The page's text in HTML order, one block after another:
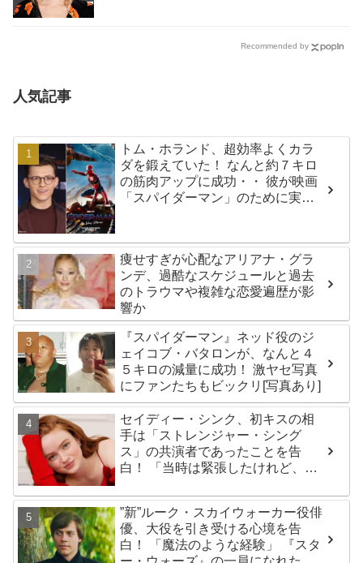
Recommended by
人気記事
トム・ホランド、超効率よくカラ
ダを鍛えていた！ なんと約７キロ
の筋肉アップに成功・・ 彼が映画
「スパイダーマン」のために実践
痩せすぎが心配なアリアナ・グラ
ンデ、過酷なスケジュールと過去
のトラウマや複雑な恋愛遍歴が影
響か
『スパイダーマン』ネッド役のジ
ェイコブ・バタロンが、なんと４
５キロの減量に成功！ 激ヤセ写真
にファンたちもビックリ[写真あり]
セイディー・シンク、初キスの相
手は「ストレンジャー・シング
ス」の共演者であったことを告
白！ 「当時は緊張したけれど、い
”新”ルーク・スカイウォーカー役俳
優、大役を引き受ける心境を告
白！ 「魔法のような経験」 『スタ